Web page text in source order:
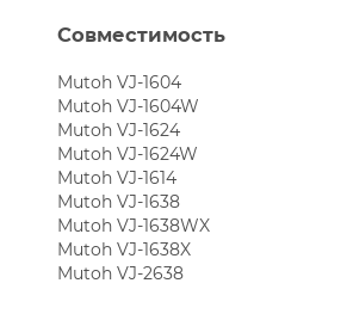
Совместимость
Mutoh VJ-1604
Mutoh VJ-1604W
Mutoh VJ-1624
Mutoh VJ-1624W
Mutoh VJ-1614
Mutoh VJ-1638
Mutoh VJ-1638WX
Mutoh VJ-1638X
Mutoh VJ-2638